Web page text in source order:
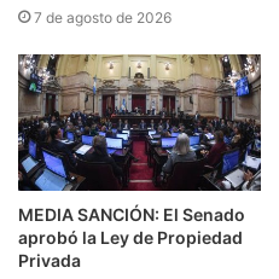
7 de agosto de 2026
MEDIA SANCIÓN: El Senado
aprobó la Ley de Propiedad
Privada